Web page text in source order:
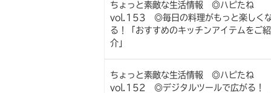
ちょっと素敵な生活情報 ◎ハピたね
vol.153 ◎毎日の料理がもっと楽しく
る！「おすすめのキッチンアイテムをご紹
介」
ちょっと素敵な生活情報 ◎ハピたね
vol.152 ◎デジタルツールで広がる！